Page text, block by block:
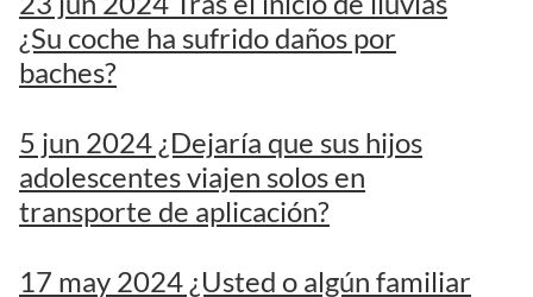
¿Su coche ha sufrido daños por
baches?
5 jun 2024 ¿Dejaría que sus hijos
adolescentes viajen solos en
transporte de aplicación?
17 may 2024 ¿Usted o algún familiar